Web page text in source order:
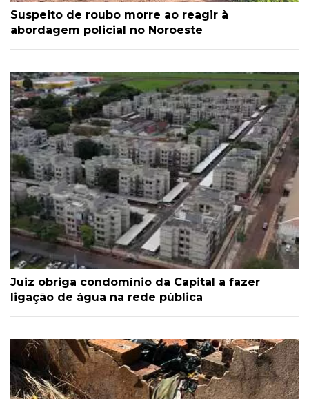
Suspeito de roubo morre ao reagir à
abordagem policial no Noroeste
Juiz obriga condomínio da Capital a fazer
ligação de água na rede pública